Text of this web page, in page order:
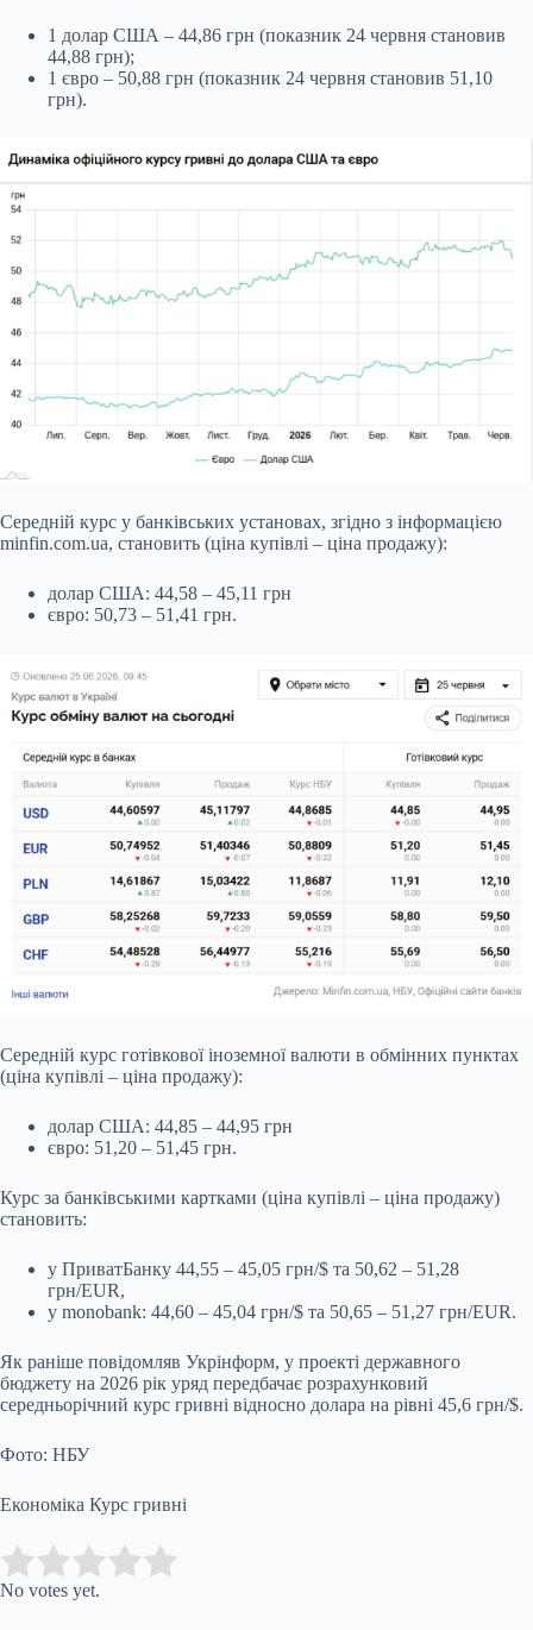
1 долар США – 44,86 грн (показник 24 червня становив
44,88 грн);
1 євро – 50,88 грн (показник 24 червня становив 51,10
грн).
Середній курс у банківських установах, згідно з інформацією
minfin.com.ua, становить (ціна купівлі – ціна продажу):
долар США: 44,58 – 45,11 грн
євро: 50,73 – 51,41 грн.
Середній курс готівкової іноземної валюти в обмінних пунктах
(ціна купівлі – ціна продажу):
долар США: 44,85 – 44,95 грн
євро: 51,20 – 51,45 грн.
Курс за банківськими картками (ціна купівлі – ціна продажу)
становить:
у ПриватБанку 44,55 – 45,05 грн/$ та 50,62 – 51,28
грн/EUR,
у monobank: 44,60 – 45,04 грн/$ та 50,65 – 51,27 грн/EUR.
Як раніше повідомляв Укрінформ, у проекті державного
бюджету на 2026 рік уряд передбачає розрахунковий
середньорічний курс гривні відносно долара на рівні 45,6 грн/$.
Фото: НБУ
Економіка Курс гривні
Rate this item:
No votes yet.